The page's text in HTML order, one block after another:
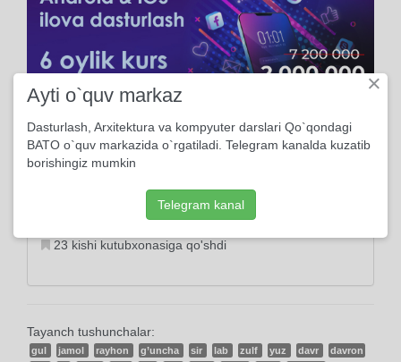
Ma'lumot
2017, 12-Sentabrda yuklangan
1580 marta ko'rildi
23 kishi kutubxonasiga qo'shdi
Tayanch tushunchalar:
gul jamol rayhon g’uncha sir lab zulf yuz davr
davron
×
Ayti o`quv markaz
Dasturlash, Arxitektura va kompyuter darslari Qo`qondagi
BATO o`quv markazida o`rgatiladi. Telegram kanalda kuzatib
borishingiz mumkin
Telegram kanal